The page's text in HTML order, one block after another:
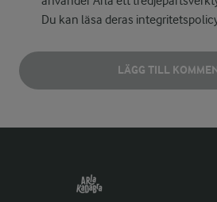
Du kan läsa deras
LÄGG TILL